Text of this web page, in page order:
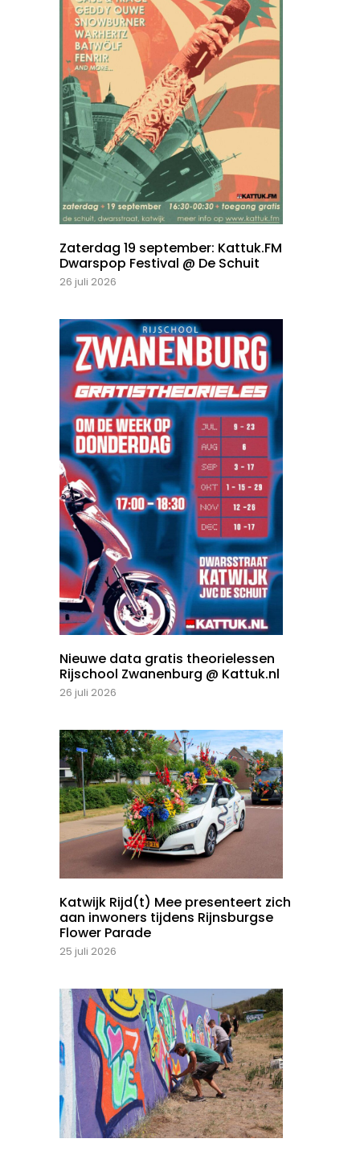
Zaterdag 19 september: Kattuk.FM
Dwarspop Festival @ De Schuit
26 juli 2026
Nieuwe data gratis theorielessen
Rijschool Zwanenburg @ Kattuk.nl
26 juli 2026
Katwijk Rijd(t) Mee presenteert zich
aan inwoners tijdens Rijnsburgse
Flower Parade
25 juli 2026